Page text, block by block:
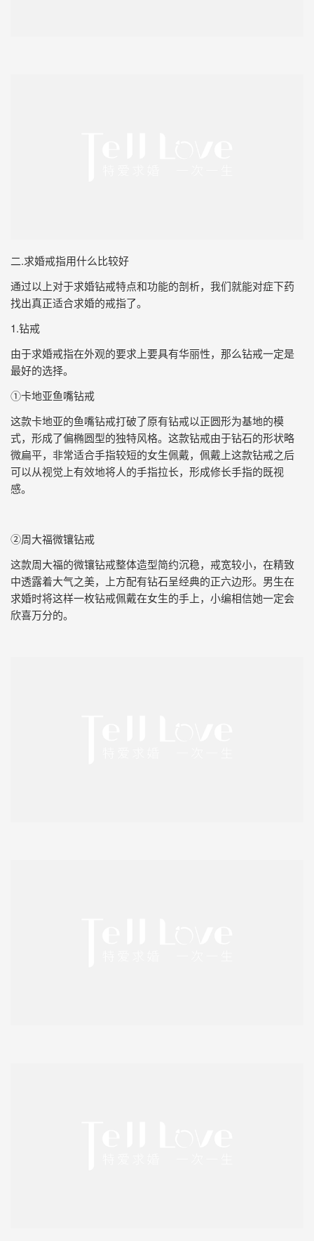
二.求婚戒指用什么比较好
通过以上对于求婚钻戒特点和功能的剖析，我们就能对症下药
找出真正适合求婚的戒指了。
1.钻戒
由于求婚戒指在外观的要求上要具有华丽性，那么钻戒一定是
最好的选择。
①卡地亚鱼嘴钻戒
这款卡地亚的鱼嘴钻戒打破了原有钻戒以正圆形为基地的模
式，形成了偏椭圆型的独特风格。这款钻戒由于钻石的形状略
微扁平，非常适合手指较短的女生佩戴，佩戴上这款钻戒之后
可以从视觉上有效地将人的手指拉长，形成修长手指的既视
感。
②周大福微镶钻戒
这款周大福的微镶钻戒整体造型简约沉稳，戒宽较小，在精致
中透露着大气之美，上方配有钻石呈经典的正六边形。男生在
求婚时将这样一枚钻戒佩戴在女生的手上，小编相信她一定会
欣喜万分的。